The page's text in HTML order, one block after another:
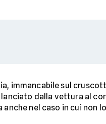
immancabile sul
dalla vettura al
anche nel caso in cui